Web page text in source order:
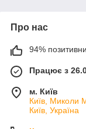
Про нас
94%
Працює з
м. Київ
Київ, Миколи
Київ, Україна